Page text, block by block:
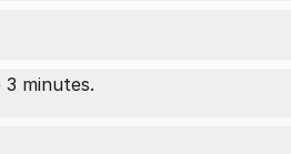
minutes.